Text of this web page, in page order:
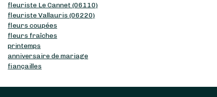
fleuriste Le Cannet (06110)
fleuriste Vallauris (06220)
fleurs coupées
fleurs fraîches
printemps
anniversaire de mariage
fiançailles